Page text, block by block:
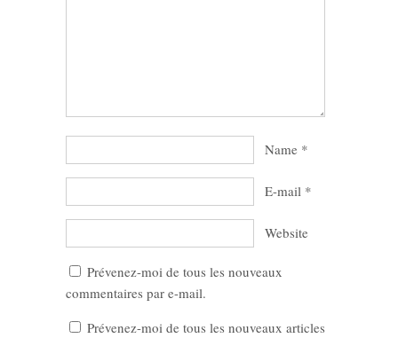
Name *
E-mail *
Website
Prévenez-moi de tous les nouveaux
commentaires par e-mail.
Prévenez-moi de tous les nouveaux articles